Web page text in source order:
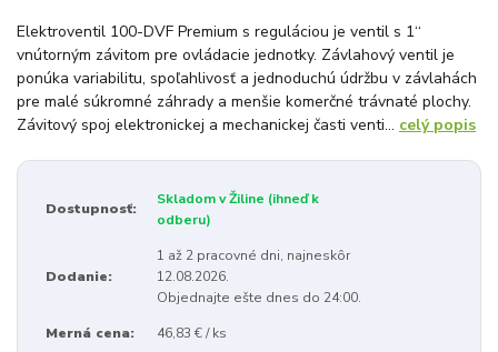
Elektroventil 100-DVF Premium s reguláciou je ventil s 1‘‘
vnútorným závitom pre ovládacie jednotky. Závlahový ventil je
ponúka variabilitu, spoľahlivosť a jednoduchú údržbu v závlahách
pre malé súkromné záhrady a menšie komerčné trávnaté plochy.
Závitový spoj elektronickej a mechanickej časti venti... celý popis
Dostupnosť:
Skladom v Žiline (ihneď k
odberu)
Dodanie:
1 až 2 pracovné dni, najneskôr
12.08.2026.
Objednajte ešte dnes do 24:00.
Merná cena: 46,83 € / ks